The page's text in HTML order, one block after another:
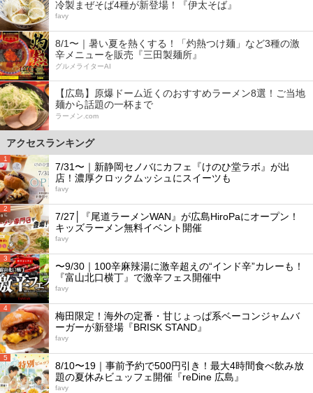
冷製まぜそば4種が新登場！『伊太そば』
favy
8/1〜｜暑い夏を熱くする！「灼熱つけ麺」など3種の激
辛メニューを販売『三田製麺所』
グルメライターAI
【広島】原爆ドーム近くのおすすめラーメン8選！ご当地
麺から話題の一杯まで
ラーメン.com
アクセスランキング
1
7/31〜｜新静岡セノバにカフェ『けのひ堂ラボ』が出
店！濃厚クロックムッシュにスイーツも
favy
2
7/27│『尾道ラーメンWAN』が広島HiroPaにオープン！
キッズラーメン無料イベント開催
favy
3
〜9/30｜100辛麻辣湯に激辛超えの“インド辛”カレーも！
『富山北口横丁』で激辛フェス開催中
favy
4
梅田限定！海外の定番・甘じょっぱ系ベーコンジャムバ
ーガーが新登場『BRISK STAND』
favy
5
8/10〜19｜事前予約で500円引き！最大4時間食べ飲み放
題の夏休みビュッフェ開催『reDine 広島』
favy